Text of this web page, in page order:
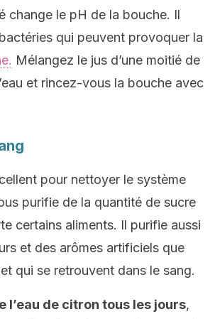
change le pH de la bouche. Il
qui peuvent provoquer la
Mélangez le jus d’une moitié de
et rincez-vous la bouche avec
pour nettoyer le système
purifie de la quantité de sucre
certains aliments. Il purifie aussi
et des arômes artificiels que
qui se retrouvent dans le sang.
l’eau de citron tous les jours,